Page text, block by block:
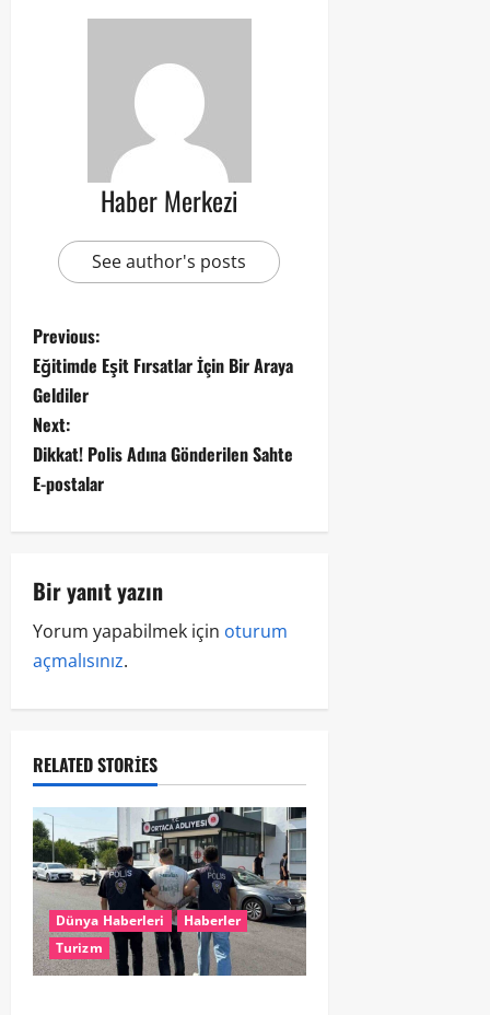
Haber Merkezi
See author's posts
Previous:
Eğitimde Eşit Fırsatlar İçin Bir Araya
Geldiler
Next:
Dikkat! Polis Adına Gönderilen Sahte
E-postalar
Bir yanıt yazın
Yorum yapabilmek için oturum
açmalısınız.
RELATED STORIES
Dünya Haberleri
Haberler
Turizm